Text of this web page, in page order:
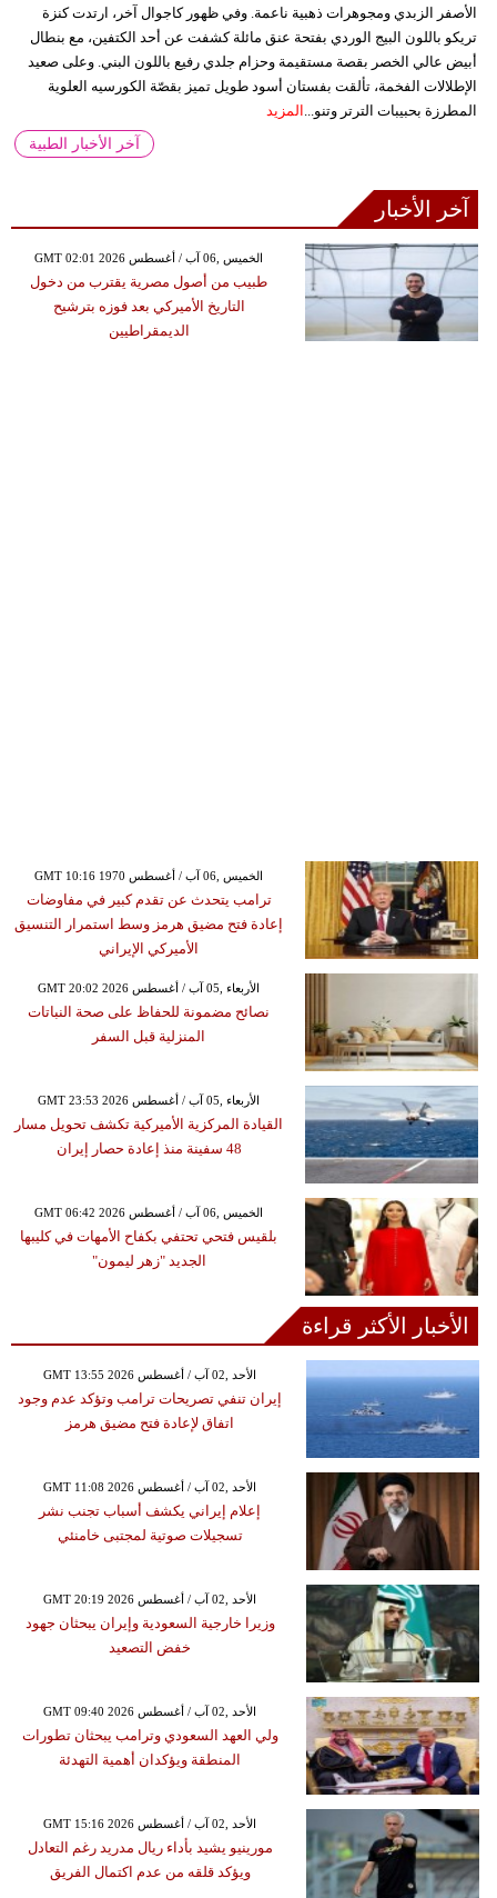
الأصفر الزبدي ومجوهرات ذهبية ناعمة. وفي ظهور كاجوال آخر، ارتدت كنزة
تريكو باللون البيج الوردي بفتحة عنق مائلة كشفت عن أحد الكتفين، مع بنطال
أبيض عالي الخصر بقصة مستقيمة وحزام جلدي رفيع باللون البني. وعلى صعيد
الإطلالات الفخمة، تألقت بفستان أسود طويل تميز بقصّة الكورسيه العلوية
المطرزة بحبيبات الترتر وتنو... المزيد
آخر الأخبار الطبية
آخر الأخبار
GMT 02:01 2026 الخميس ,06 آب / أغسطس
طبيب من أصول مصرية يقترب من دخول
التاريخ الأميركي بعد فوزه بترشيح
الديمقراطيين
GMT 10:16 1970 الخميس ,06 آب / أغسطس
ترامب يتحدث عن تقدم كبير في مفاوضات
إعادة فتح مضيق هرمز وسط استمرار التنسيق
الأميركي الإيراني
GMT 20:02 2026 الأربعاء ,05 آب / أغسطس
نصائح مضمونة للحفاظ على صحة النباتات
المنزلية قبل السفر
GMT 23:53 2026 الأربعاء ,05 آب / أغسطس
القيادة المركزية الأميركية تكشف تحويل مسار
48 سفينة منذ إعادة حصار إيران
GMT 06:42 2026 الخميس ,06 آب / أغسطس
بلقيس فتحي تحتفي بكفاح الأمهات في كليبها
الجديد "زهر ليمون"
الأخبار الأكثر قراءة
GMT 13:55 2026 الأحد ,02 آب / أغسطس
إيران تنفي تصريحات ترامب وتؤكد عدم وجود
اتفاق لإعادة فتح مضيق هرمز
GMT 11:08 2026 الأحد ,02 آب / أغسطس
إعلام إيراني يكشف أسباب تجنب نشر
تسجيلات صوتية لمجتبى خامنئي
GMT 20:19 2026 الأحد ,02 آب / أغسطس
وزيرا خارجية السعودية وإيران يبحثان جهود
خفض التصعيد
GMT 09:40 2026 الأحد ,02 آب / أغسطس
ولي العهد السعودي وترامب يبحثان تطورات
المنطقة ويؤكدان أهمية التهدئة
GMT 15:16 2026 الأحد ,02 آب / أغسطس
مورينيو يشيد بأداء ريال مدريد رغم التعادل
ويؤكد قلقه من عدم اكتمال الفريق